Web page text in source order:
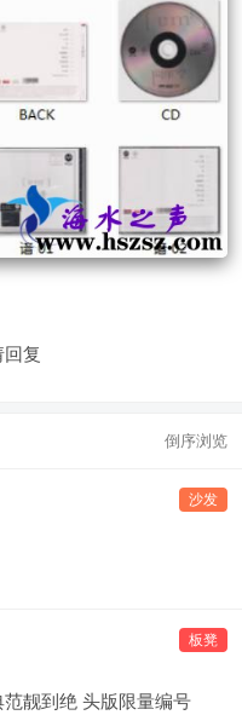
回复
倒序浏览
沙发
板凳
靓到绝 头版限量编号